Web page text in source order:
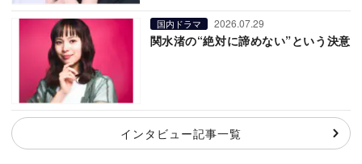
国内ドラマ 2026.07.29
関水渚の“絶対に諦めない”という決意
インタビュー記事一覧